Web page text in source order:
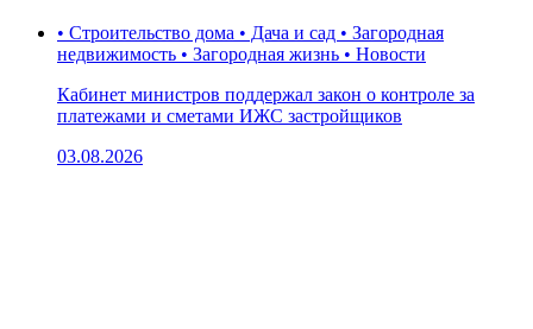
• Строительство дома • Дача и сад • Загородная
недвижимость • Загородная жизнь • Новости
Кабинет министров поддержал закон о контроле за
платежами и сметами ИЖС застройщиков
03.08.2026